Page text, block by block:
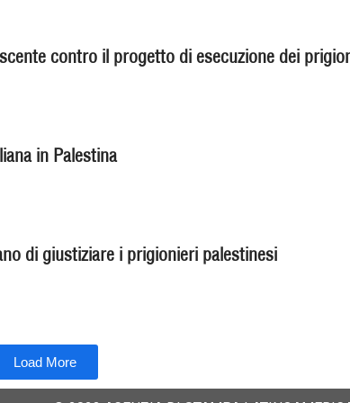
contro il progetto di esecuzione dei
in Palestina
di giustiziare i prigionieri palestinesi
Load More